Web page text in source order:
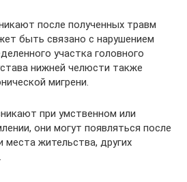
после полученных травм
быть связано с нарушением
участка головного
нижней челюсти также
мигрени.
при умственном или
они могут появляться после
места жительства, других